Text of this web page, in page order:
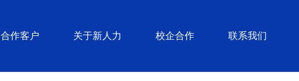
合作客户 关于新人力 校企合作 联系我们